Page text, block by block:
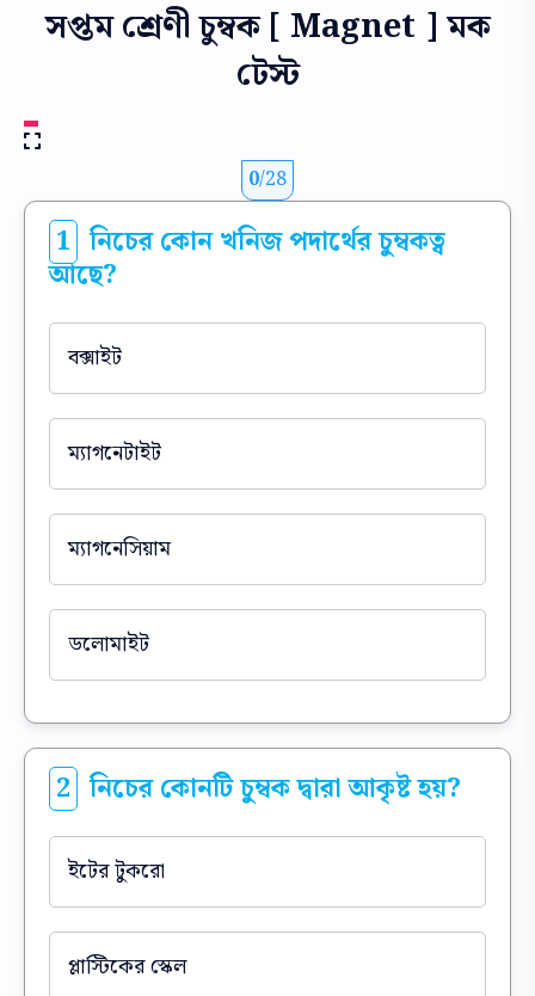
সপ্তম শ্রেণী চুম্বক [ Magnet ] মক
টেস্ট
1 নিচের কোন খনিজ পদার্থের চুম্বকত্ব
আছে?
বক্সাইট
ম্যাগনেটাইট
ম্যাগনেসিয়াম
ডলোমাইট
2 নিচের কোনটি চুম্বক দ্বারা আকৃষ্ট হয়?
ইটের টুকরো
প্লাস্টিকের স্কেল